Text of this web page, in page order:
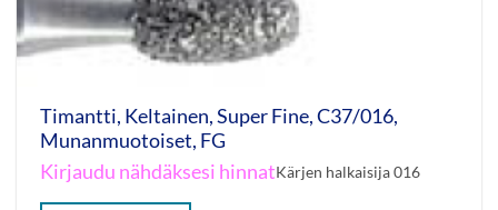
Timantti, Keltainen, Super Fine, C37/016,
Munanmuotoiset, FG
Kirjaudu nähdäksesi hinnatKärjen halkaisija 016